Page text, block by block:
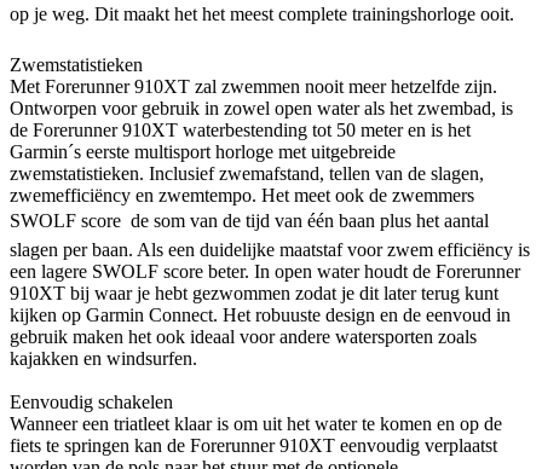
op je weg. Dit maakt het het meest complete trainingshorloge ooit.
Zwemstatistieken
Met Forerunner 910XT zal zwemmen nooit meer hetzelfde zijn.
Ontworpen voor gebruik in zowel open water als het zwembad, is
de Forerunner 910XT waterbestending tot 50 meter en is het
Garmin´s eerste multisport horloge met uitgebreide
zwemstatistieken. Inclusief zwemafstand, tellen van de slagen,
zwemefficiëncy en zwemtempo. Het meet ook de zwemmers
SWOLF score  de som van de tijd van één baan plus het aantal
slagen per baan. Als een duidelijke maatstaf voor zwem efficiëncy is
een lagere SWOLF score beter. In open water houdt de Forerunner
910XT bij waar je hebt gezwommen zodat je dit later terug kunt
kijken op Garmin Connect. Het robuuste design en de eenvoud in
gebruik maken het ook ideaal voor andere watersporten zoals
kajakken en windsurfen.
Eenvoudig schakelen
Wanneer een triatleet klaar is om uit het water te komen en op de
fiets te springen kan de Forerunner 910XT eenvoudig verplaatst